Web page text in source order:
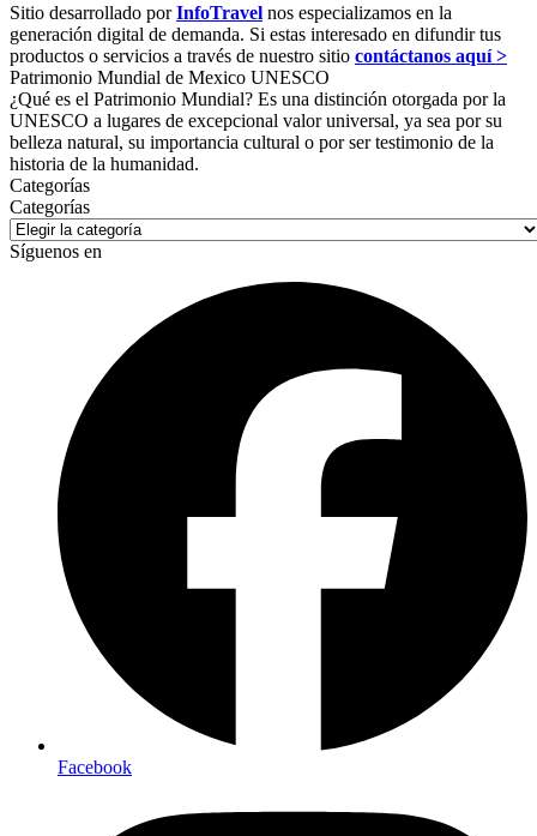
Sitio desarrollado porInfoTravel nos especializamos en la
generación digital de demanda. Si estas interesado en difundir tus
productos o servicios a través de nuestro sitio contáctanos aquí >
Patrimonio Mundial de Mexico UNESCO
¿Qué es el Patrimonio Mundial? Es una distinción otorgada por la
UNESCO a lugares de excepcional valor universal, ya sea por su
belleza natural, su importancia cultural o por ser testimonio de la
historia de la humanidad.
Categorías
Categorías
Síguenos en
Facebook